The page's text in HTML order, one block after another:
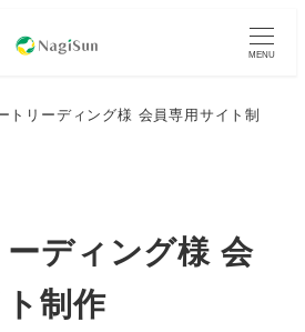
MENU
トリーディング様 会員専用サイト制
ディング様 会
制作